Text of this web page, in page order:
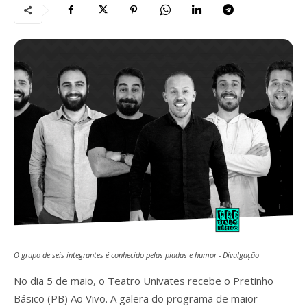
O grupo de seis integrantes é conhecido pelas piadas e humor - Divulgação
No dia 5 de maio, o Teatro Univates recebe o Pretinho
Básico (PB) Ao Vivo. A galera do programa de maior